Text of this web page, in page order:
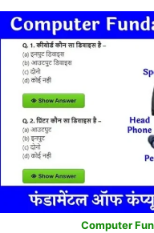
Computer